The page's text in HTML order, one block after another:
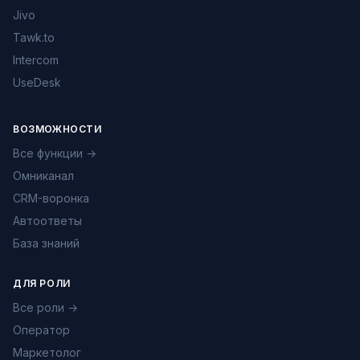
Jivo
Tawk.to
Intercom
UseDesk
ВОЗМОЖНОСТИ
Все функции →
Омниканал
CRM-воронка
Автоответы
База знаний
ДЛЯ РОЛИ
Все роли →
Оператор
Маркетолог